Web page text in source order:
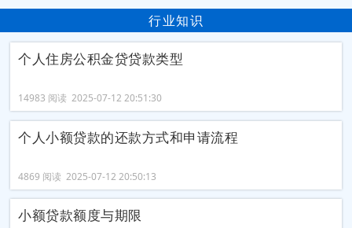
行业知识
个人住房公积金贷贷款类型
14983 阅读 2025-07-12 20:51:30
个人小额贷款的还款方式和申请流程
4869 阅读 2025-07-12 20:50:13
小额贷款额度与期限